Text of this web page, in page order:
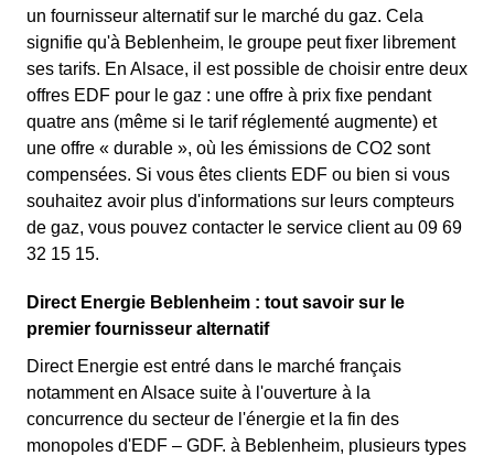
un fournisseur alternatif sur le marché du gaz. Cela
signifie qu'à Beblenheim, le groupe peut fixer librement
ses tarifs. En Alsace, il est possible de choisir entre deux
offres EDF pour le gaz : une offre à prix fixe pendant
quatre ans (même si le tarif réglementé augmente) et
une offre « durable », où les émissions de CO2 sont
compensées. Si vous êtes clients EDF ou bien si vous
souhaitez avoir plus d'informations sur leurs compteurs
de gaz, vous pouvez contacter le service client au 09 69
32 15 15.
Direct Energie Beblenheim : tout savoir sur le
premier fournisseur alternatif
Direct Energie est entré dans le marché français
notamment en Alsace suite à l'ouverture à la
concurrence du secteur de l'énergie et la fin des
monopoles d'EDF – GDF. à Beblenheim, plusieurs types